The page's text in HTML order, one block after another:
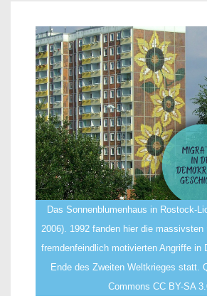
Das Sonnenblumenhaus in Rostock-
2006). 1992 fanden hier die
fremdenfeindlich motivierten Angriffe in
Ende des Zweiten Weltkrieges statt.
Commons CC BY-SA